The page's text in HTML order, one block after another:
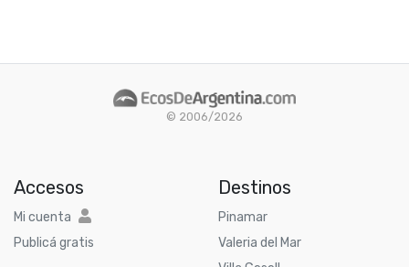
© 2006/2026
Accesos
Mi cuenta
Publicá gratis
Destinos
Pinamar
Valeria del Mar